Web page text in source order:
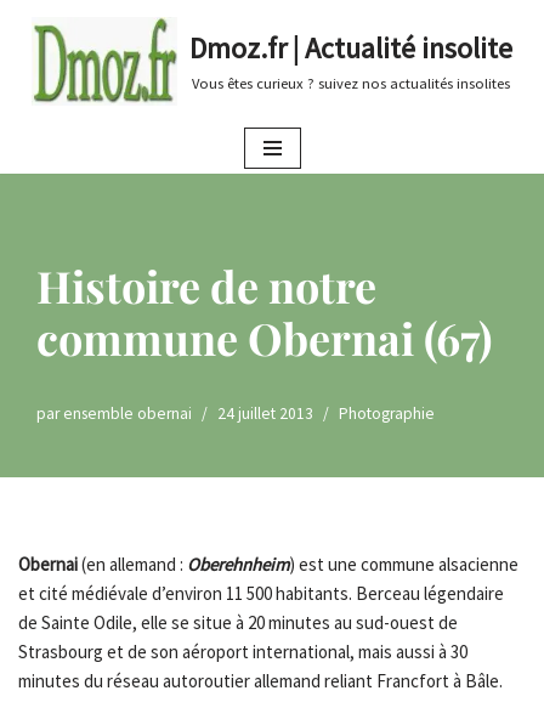
au
Dmoz.fr | Actualité insolite
Vous êtes curieux ? suivez nos actualités insolites
Histoire de notre
commune Obernai (67)
parensemble obernai 24 juillet 2013 Photographie
Obernai(en allemand : Oberehnheim) est une commune alsacienne
et cité médiévale d’environ 11 500 habitants. Berceau légendaire
de Sainte Odile, elle se situe à 20 minutes au sud-ouest de
Strasbourg et de son aéroport international, mais aussi à 30
minutes du réseau autoroutier allemand reliant Francfort à Bâle.